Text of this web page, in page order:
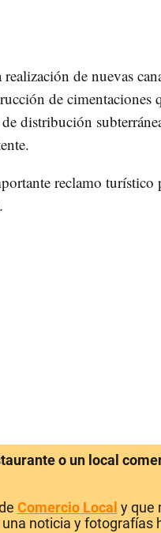
de nuevas
de cimentaciones
distribución
reclamo turístico
o un local
Comercio Local y que
noticia y fotografías